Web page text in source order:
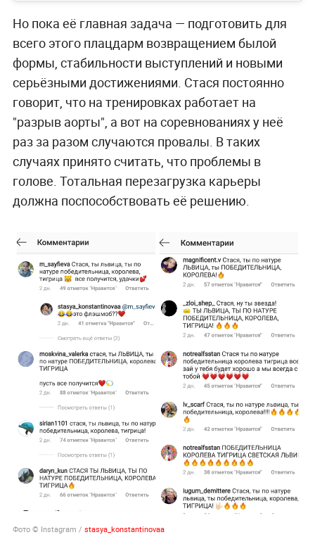
Но пока её главная задача — подготовить для
всего этого плацдарм возвращением былой
формы, стабильности выступлений и новыми
серьёзными достижениями. Стася постоянно
говорит, что на тренировках работает на
"разрыв аорты", а вот на соревнованиях у неё
раз за разом случаются провалы. В таких
случаях принято считать, что проблемы в
голове. Тотальная перезагрузка карьеры
должна поспособствовать её решению.
Фото © Instagram / stasya_konstantinovaa